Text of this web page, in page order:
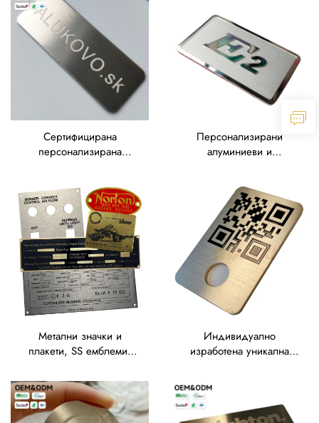
персонализирани
алуминиеви етикети
метални табелки и
етикети, издигната
метална табелка с лого
Сертифицирана
персонализирана
стомана/алуминий с
прецизно лазерно
гравиране
Персонализирани
алуминиеви и
огледен повърхностен
финиш
Метални значки и
плакети, SS емблеми,
неръждаема стомана,
алуминиеви табелки
Индивидуално
изработена уникална
анодизиран алуминий с
QR код за оборудване